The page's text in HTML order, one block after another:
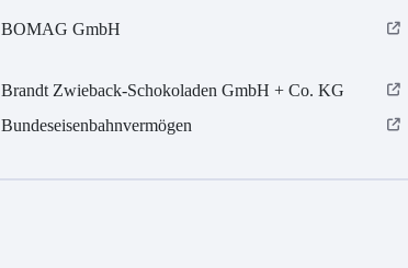
BOMAG GmbH
Brandt Zwieback-Schokoladen GmbH + Co. KG
Bundeseisenbahnvermögen